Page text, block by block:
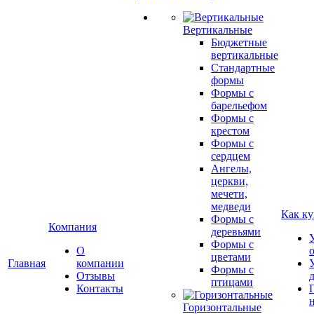
Главная
Компания
О
компании
Отзывы
Контакты
Вертикальные
Бюджетные
вертикальные
Стандартные
формы
Формы с
барельефом
Формы с
крестом
Формы с
сердцем
Ангелы,
церкви,
мечети,
медведи
Формы с
деревьями
Формы с
цветами
Формы с
птицами
Горизонтальные
Как